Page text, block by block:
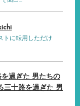
トに転用しただけ
過ぎた 男たちの
三十路を過ぎた 男